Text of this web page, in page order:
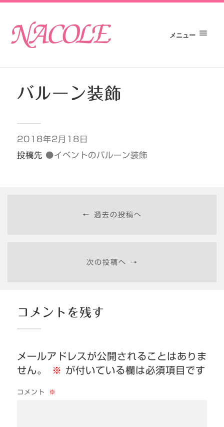
メニュー
バルーン装飾
2018年2月18日
投稿先 ●イベントのバルーン装飾
← 過去の投稿へ
次の投稿へ →
コメントを残す
メールアドレスが公開されることはありま
せん。
※ が付いている欄は必須項目です
コメント ※